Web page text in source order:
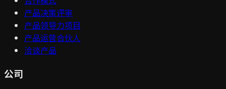
产品决策评审
产品领导力项目
产品运营合伙人
洽谈产品
公司